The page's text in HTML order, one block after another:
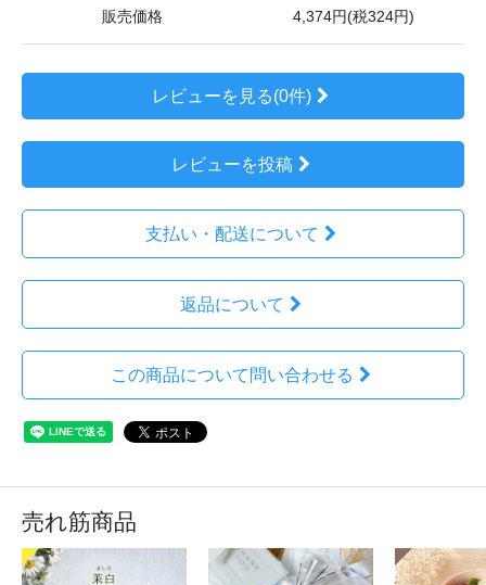
販売価格 4,374円(税324円)
レビューを見る(0件)
レビューを投稿
支払い・配送について
返品について
この商品について問い合わせる
売れ筋商品